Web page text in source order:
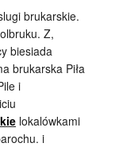
brukarskie.
Z,
biesiada
brukarska Piła
i
lokalówkami
i